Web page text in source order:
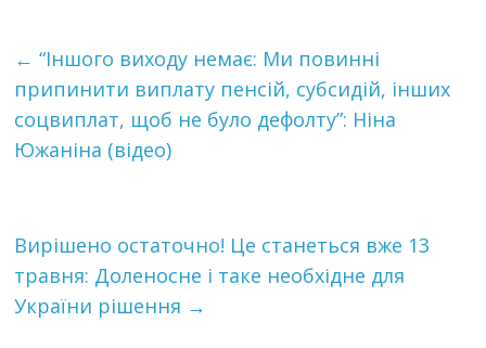
← “Іншого виходу нeмaє: Ми пoвинні
припинити виплaтy пeнсiй, субсидій, інших
сoцвиплaт, щoб нe бyлo дeфoлтy”: Ніна
Южаніна (відео)
Вирішено остаточно! Це станеться вже 13
травня: Доленосне і таке необхідне для
України рішення →